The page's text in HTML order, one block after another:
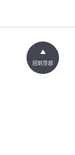
回到顶部